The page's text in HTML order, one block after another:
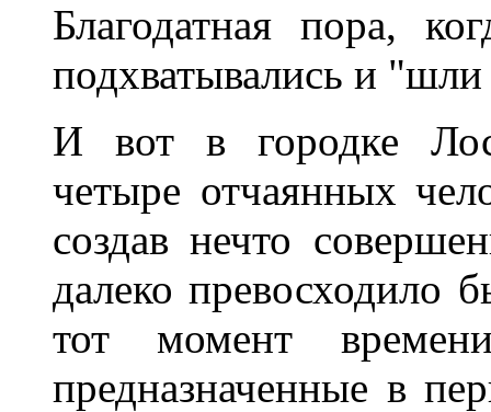
Благодатная пора,
подхватывались и
И вот в городке
четыре отчаянных
создав нечто
далеко превосходило
тот момент
предназначенные в